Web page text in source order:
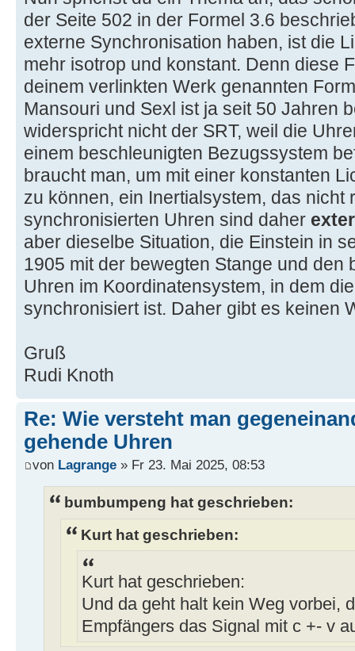
der Seite 502 in der Formel 3.6
externe Synchronisation haben, ist die
mehr isotrop und konstant. Denn diese
deinem verlinkten Werk genannten
Mansouri und Sexl ist ja seit 50 Jahren
widerspricht nicht der SRT, weil die
einem beschleunigten Bezugssystem
braucht man, um mit einer konstanten
zu können, ein Inertialsystem, das nicht
synchronisierten Uhren sind daher
aber dieselbe Situation, die Einstein in
1905 mit der bewegten Stange und den
Uhren im Koordinatensystem, in dem
synchronisiert ist. Daher gibt es keinen
Gruß
Rudi Knoth
Re: Wie versteht man
gehende Uhren
von Lagrange » Fr 23. Mai 2025, 08:53
bumbumpeng hat geschrieben:
Kurt hat geschrieben:
Kurt hat geschrieben:
Und da geht halt kein Weg vorbei,
Empfängers das Signal mit c +- v